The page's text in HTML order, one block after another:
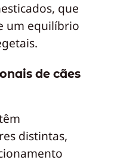
que
um equilíbrio
de cães
distintas,